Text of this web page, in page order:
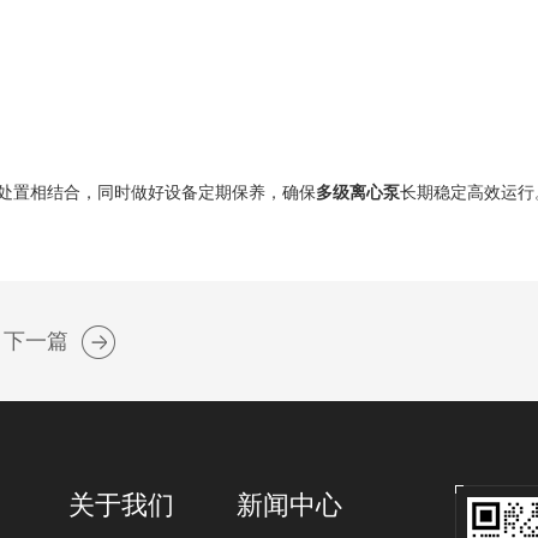
相结合，同时做好设备定期保养，确保多级离心泵长期稳定高效运行
下一篇
关于我们 新闻中心